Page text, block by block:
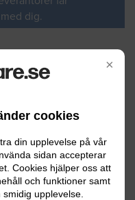
×
cookies
din upplevelse på vår
sidan accepterar
Cookies hjälper oss att
och funktioner samt
upplevelse.
dig.